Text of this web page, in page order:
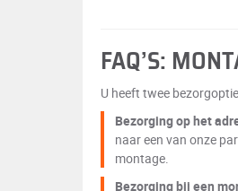
FAQ’S:
U heeft twee
Bezorging op het
naar een van onze
montage.
Bezorging bij een